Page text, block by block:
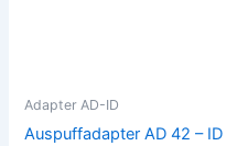
Adapter AD-ID
Auspuffadapter AD 42 – ID